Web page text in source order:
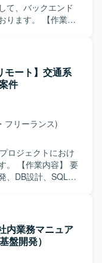
プロジェクトの
利用します。 デ
on AWSおよ
りながら、安定し
ただける方が望ま
務経験を深めてい
連の仕組みづくり
してのスキルの幅
Sub など）を利
イメージを用いた
トレージサービス
て、バックエンド
【作業内
AWS Lambdaや
ていただきます。
要件を踏まえた設
【求める
ションを取りなが
ります。要件や
改善提案ができ
取り組める方に
としたクラウドネ
ことができます。
【開発環
を中心に構成さ
やRDSを利用して
使用し、フロン
モート】交通系
件
フリーランス)
ロジェクトにおけ
要
、DB設計、SQL実
携わることができ
、AWS、
内業務マニュア
盤開発）